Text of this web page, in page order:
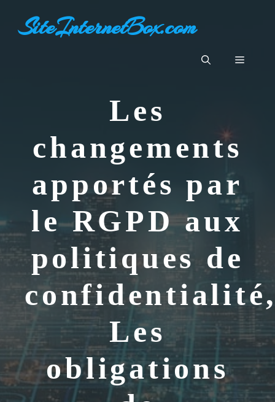
contenuSiteInternetBox.com
Menu
Les
changements
apportés par
le RGPD aux
politiques de
Les
obligations